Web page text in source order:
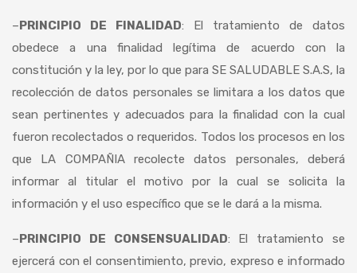
–PRINCIPIO DE FINALIDAD: El tratamiento de datos
obedece a una finalidad legítima de acuerdo con la
constitución y la ley, por lo que para SE SALUDABLE S.A.S, la
recolección de datos personales se limitara a los datos que
sean pertinentes y adecuados para la finalidad con la cual
fueron recolectados o requeridos. Todos los procesos en los
que LA COMPAÑIA recolecte datos personales, deberá
informar al titular el motivo por la cual se solicita la
información y el uso específico que se le dará a la misma.
–PRINCIPIO DE CONSENSUALIDAD: El tratamiento se
ejercerá con el consentimiento, previo, expreso e informado